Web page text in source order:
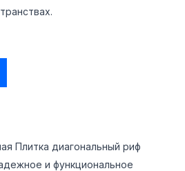
Плитка диагональный риф
и функциональное